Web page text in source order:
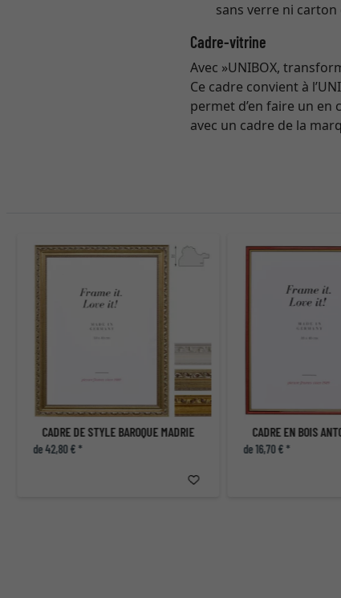
sans verre ni
Cadre-vitrine
Avec »UNIBOX,
Ce cadre convient à
permet d’en faire un en
avec un cadre de la
CADRE DE STYLE BAROQUE MADRIE
de 42,80 € *
CADRE EN BOIS
de 16,70 € *